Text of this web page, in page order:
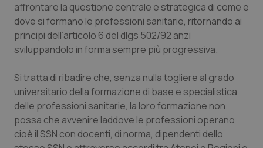
Liguria
Lombardia
Marche
Molise
Piemonte
Disturbi dell’umore
Dolore
Donna & Salute
Epatiti
HIV
affrontare la questione centrale e strategica di come e
dove si formano le professioni sanitarie, ritornando ai
principi dell’articolo 6 del dlgs 502/92 anzi
sviluppandolo in forma sempre più progressiva.
Si tratta di ribadire che, senza nulla togliere al grado
universitario della formazione di base e specialistica
delle professioni sanitarie, la loro formazione non
possa che avvenire laddove le professioni operano
cioè il SSN con docenti, di norma, dipendenti dello